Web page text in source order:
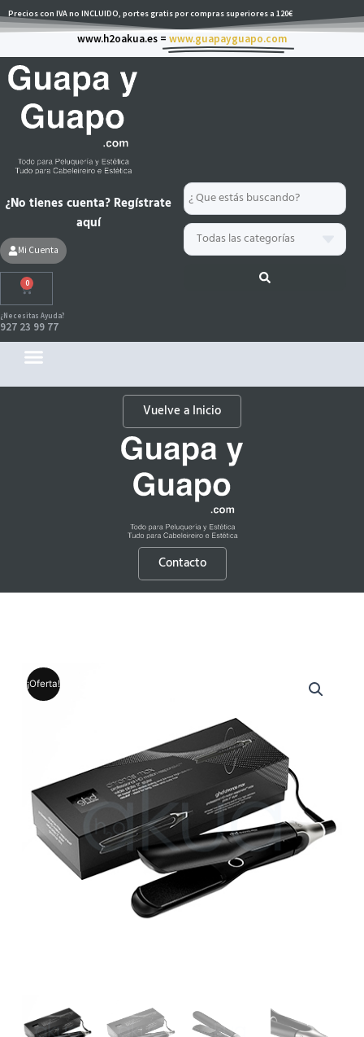
al
Precios con IVA no INCLUIDO, portes gratis por compras superiores a 120€
www.h2oakua.es = www.guapayguapo.com
Search
...
¿No tienes cuenta? Regístrate
aquí
Mi Cuenta
0
Carrito
¿Necesitas Ayuda?
927 23 99 77
Vuelve a Inicio
Contacto
¡Oferta!